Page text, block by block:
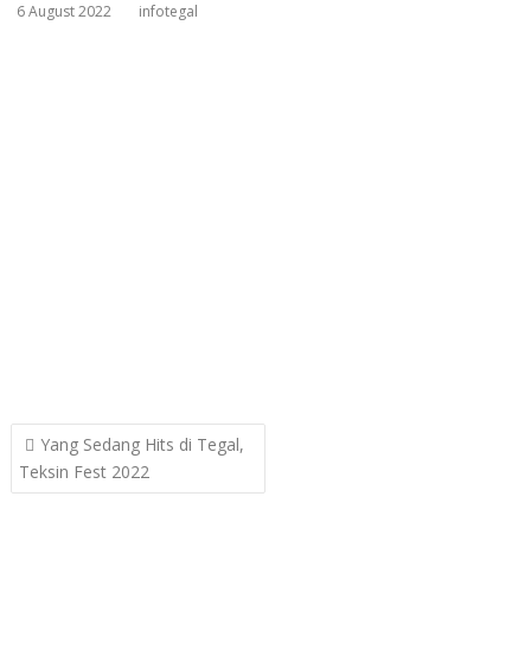
6 August 2022 infotegal
Post
navigation
Yang Sedang Hits di Tegal,
Teksin Fest 2022